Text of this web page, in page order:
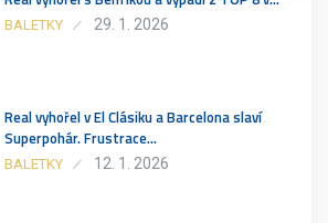
BALETKY 29. 1. 2026
Real vyhořel v El Clásiku a Barcelona slaví
Superpohár. Frustrace…
BALETKY 12. 1. 2026